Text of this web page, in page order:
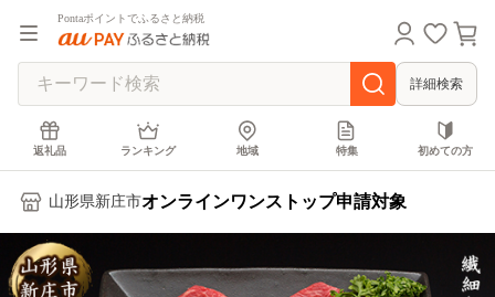
Pontaポイントでふるさと納税
詳細検索
返礼品 ランキング 地域 特集 初めての方
山形県新庄市オンラインワンストップ申請対象